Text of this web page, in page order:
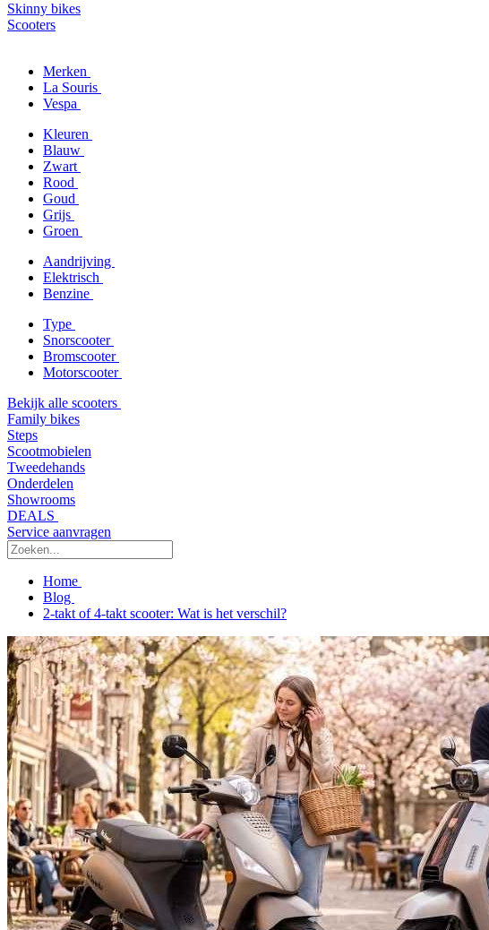
Skinny bikes
Scooters
Merken
La Souris
Vespa
Kleuren
Blauw
Zwart
Rood
Goud
Grijs
Groen
Aandrijving
Elektrisch
Benzine
Type
Snorscooter
Bromscooter
Motorscooter
Bekijk alle scooters
Family bikes
Steps
Scootmobielen
Tweedehands
Onderdelen
Showrooms
DEALS
Service aanvragen
Home
Blog
2-takt of 4-takt scooter: Wat is het verschil?